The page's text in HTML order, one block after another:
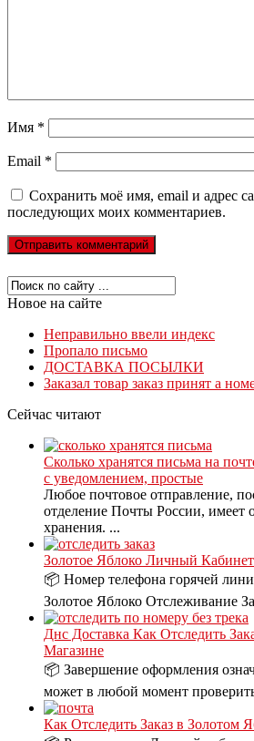
Имя *
Email *
Сохранить моё имя, email и адрес
последующих моих комментариев.
Новое на сайте
Неправильно ввели индекс
Пропало письмо
ДОСТАВКА ПОСЫЛКИ
Заказал товар заказ принят а
Сейчас читают
Сколько хранятся письма на
с уведомлением, простые
Любое почтовое отправление,
отделение Почты России, имеет
хранения. ...
Золотое Яблоко Личный Кабинет
📦 Номер телефона горячей
Золотое Яблоко Отслеживание
Днс Доставка Как Отследить
Магазине
📦 Завершение оформления
может в любой момент проверить
Как Отследить Заказ в Золотом